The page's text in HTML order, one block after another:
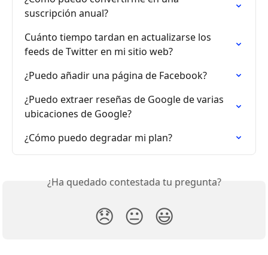
suscripción anual?
Cuánto tiempo tardan en actualizarse los
feeds de Twitter en mi sitio web?
¿Puedo añadir una página de Facebook?
¿Puedo extraer reseñas de Google de varias
ubicaciones de Google?
¿Cómo puedo degradar mi plan?
¿Ha quedado contestada tu pregunta?
😞 😐 😃